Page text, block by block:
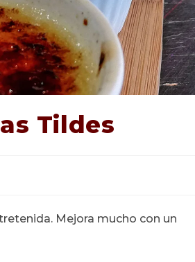
Tildes
Mejora mucho con un